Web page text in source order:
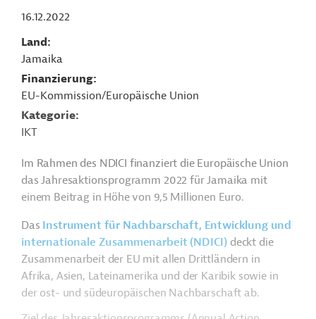
16.12.2022
Land
Jamaika
Finanzierung
EU-Kommission/Europäische Union
Kategorie
IKT
Im Rahmen des NDICI finanziert die Europäische Union
das Jahresaktionsprogramm 2022 für Jamaika mit
einem Beitrag in Höhe von 9,5 Millionen Euro.
Das Instrument für Nachbarschaft, Entwicklung und
internationale Zusammenarbeit (NDICI) deckt die
Zusammenarbeit der EU mit allen Drittländern in
Afrika, Asien, Lateinamerika und der Karibik sowie in
der ost- und südeuropäischen Nachbarschaft ab.